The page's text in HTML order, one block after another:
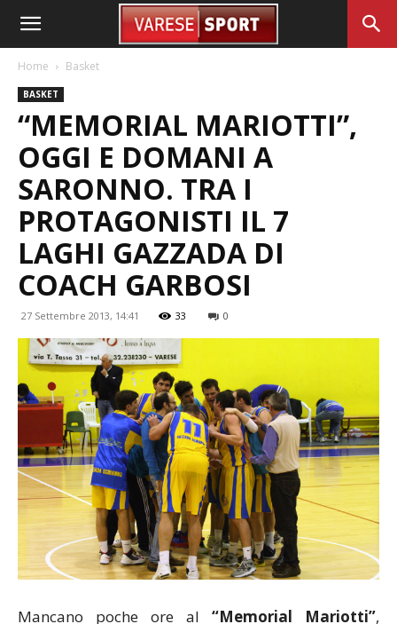
Home Basket
BASKET
“MEMORIAL MARIOTTI”,
OGGI E DOMANI A
SARONNO. TRA I
PROTAGONISTI IL 7
LAGHI GAZZADA DI
COACH GARBOSI
27 Settembre 2013, 14:41 33 0
Mancano poche ore al “Memorial Mariotti”,